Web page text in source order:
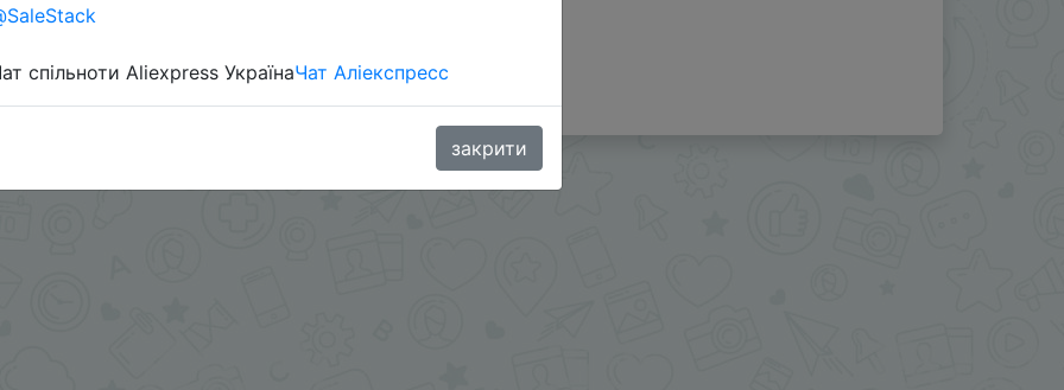
%2B8jHVizJO6XY3M2Qy
спільноти Aliexpress УкраїнаЧат Аліекспресс
закрити